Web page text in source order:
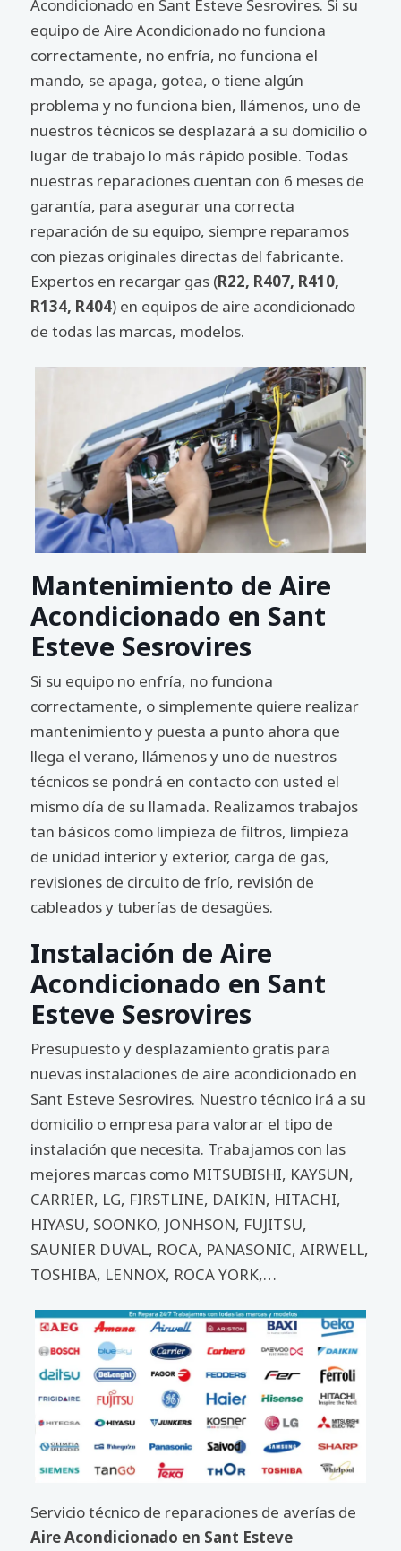
Acondicionado en Sant Esteve Sesrovires. Si su
equipo de Aire Acondicionado no funciona
correctamente, no enfría, no funciona el
mando, se apaga, gotea, o tiene algún
problema y no funciona bien, llámenos, uno de
nuestros técnicos se desplazará a su domicilio o
lugar de trabajo lo más rápido posible. Todas
nuestras reparaciones cuentan con 6 meses de
garantía, para asegurar una correcta
reparación de su equipo, siempre reparamos
con piezas originales directas del fabricante.
Expertos en recargar gas (R22, R407, R410,
R134, R404) en equipos de aire acondicionado
de todas las marcas, modelos.
Mantenimiento de Aire
Acondicionado en Sant
Esteve Sesrovires
Si su equipo no enfría, no funciona
correctamente, o simplemente quiere realizar
mantenimiento y puesta a punto ahora que
llega el verano, llámenos y uno de nuestros
técnicos se pondrá en contacto con usted el
mismo día de su llamada. Realizamos trabajos
tan básicos como limpieza de filtros, limpieza
de unidad interior y exterior, carga de gas,
revisiones de circuito de frío, revisión de
cableados y tuberías de desagües.
Instalación de Aire
Acondicionado en Sant
Esteve Sesrovires
Presupuesto y desplazamiento gratis para
nuevas instalaciones de aire acondicionado en
Sant Esteve Sesrovires. Nuestro técnico irá a su
domicilio o empresa para valorar el tipo de
instalación que necesita. Trabajamos con las
mejores marcas como MITSUBISHI, KAYSUN,
CARRIER, LG, FIRSTLINE, DAIKIN, HITACHI,
HIYASU, SOONKO, JONHSON, FUJITSU,
SAUNIER DUVAL, ROCA, PANASONIC, AIRWELL,
TOSHIBA, LENNOX, ROCA YORK,…
Servicio técnico de reparaciones de averías de
Aire Acondicionado en Sant Esteve